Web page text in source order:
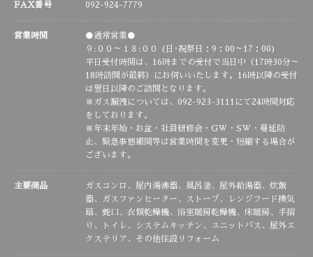
FAX番号 092-924-7779
営業時間
●通常営業●
９:００～１８:００ (日･祝祭日：9：00～17：00)
平日受付時間は、16時までの受付で当日中（17時30分～
18時訪問が最終）にお伺いいたします。16時以降の受付
は翌日以降のご訪問となります。
※ガス漏洩については、092-923-3111にて24時間対応
をしております。
※年末年始・お盆・社員研修会・GW・SW・蔓延防
止、緊急事態期間等は営業時間を変更・短縮する場合が
ございます。
主要商品
ガスコンロ、屋内湯沸器、風呂釜、屋外給湯器、炊飯
器、ガスファンヒーター、ストーブ、レンジフード換気
扇、蛇口、衣類乾燥機、浴室暖房乾燥機、床暖房、手摺
り、トイレ、システムキッチン、ユニットバス、屋外エ
クステリア、その他住設リフォーム